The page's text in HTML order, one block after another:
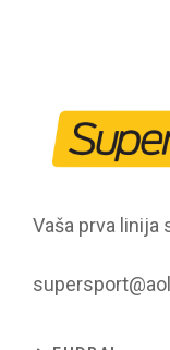
Vaša prva linija